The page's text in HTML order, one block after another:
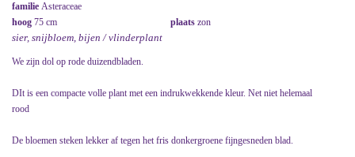
familie Asteraceae
hoog 75 cm plaats zon
sier, snijbloem, bijen / vlinderplant
We zijn dol op rode duizendbladen.
DIt is een compacte volle plant met een indrukwekkende kleur. Net niet helemaal
rood
De bloemen steken lekker af tegen het fris donkergroene fijngesneden blad.